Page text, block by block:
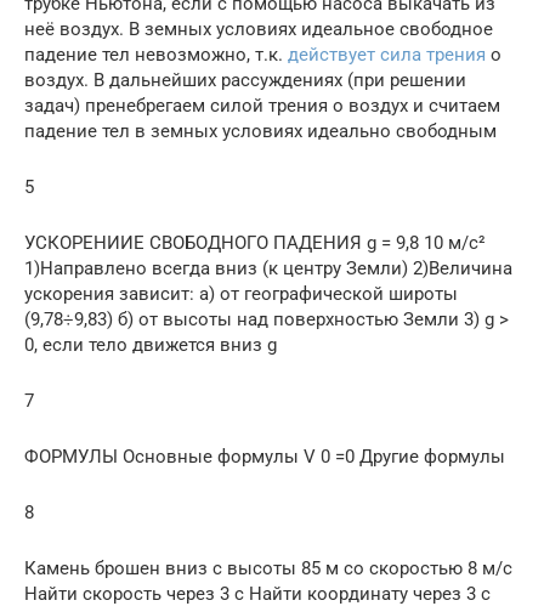
неё воздух. В земных условиях идеальное свободное
падение тел невозможно, т.к. действует сила трения о
воздух. В дальнейших рассуждениях (при решении
задач) пренебрегаем силой трения о воздух и считаем
падение тел в земных условиях идеально свободным
5
УСКОРЕНИИЕ СВОБОДНОГО ПАДЕНИЯ g = 9,8 10 м/с²
1)Направлено всегда вниз (к центру Земли) 2)Величина
ускорения зависит: а) от географической широты
(9,78÷9,83) б) от высоты над поверхностью Земли 3) g >
0, если тело движется вниз g
7
ФОРМУЛЫ Основные формулы V 0 =0 Другие формулы
8
Камень брошен вниз с высоты 85 м со скоростью 8 м/с
Найти скорость через 3 с Найти координату через 3 с